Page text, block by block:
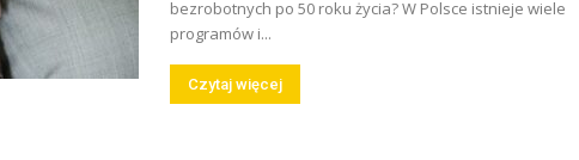
bezrobotnych po 50 roku życia? W Polsce istnieje wiele
programów i...
Czytaj więcej